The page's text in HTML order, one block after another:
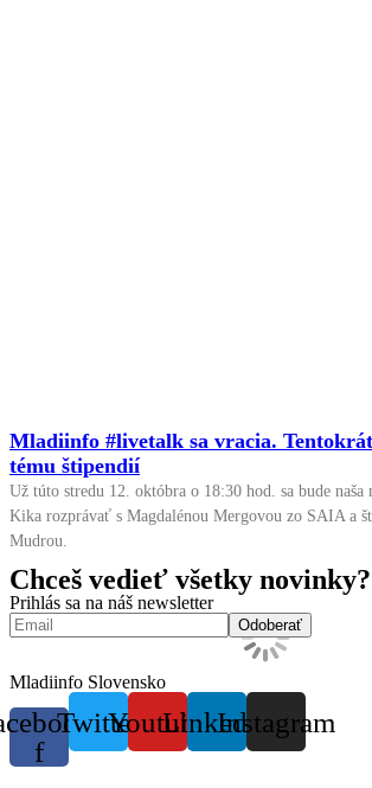
Mladiinfo #livetalk sa vracia.
tému štipendií
Už túto stredu 12. októbra o 18:30 hod. sa bude naša
Kika rozprávať s Magdalénou Mergovou zo SAIA a
Mudrou.
Chceš vedieť všetky novinky?
Prihlás sa na náš newsletter
Mladiinfo Slovensko
f
TwitterYoutubeLinkedinInstagram